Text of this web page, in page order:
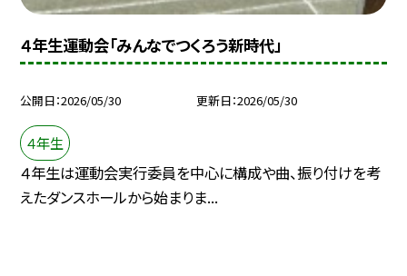
４年生運動会「みんなでつくろう新時代」
公開日 2026/05/30 更新日 2026/05/30
４年生
４年生は運動会実行委員を中心に構成や曲、振り付けを考
えたダンスホールから始まりま...